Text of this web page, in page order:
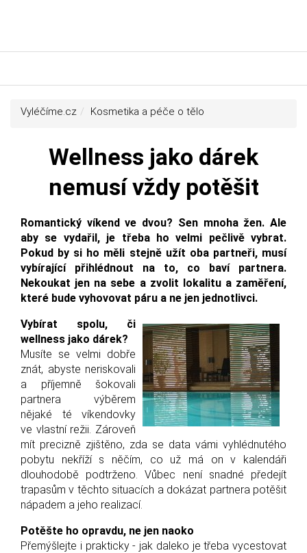
Vyléčíme.cz Kosmetika a péče o tělo
Wellness jako dárek
nemusí vždy potěšit
Romantický víkend ve dvou? Sen mnoha žen. Ale
aby se vydařil, je třeba ho velmi pečlivě vybrat.
Pokud by si ho měli stejně užít oba partneři, musí
vybírající přihlédnout na to, co baví partnera.
Nekoukat jen na sebe a zvolit lokalitu a zaměření,
které bude vyhovovat páru a ne jen jednotlivci.
Vybírat spolu, či
wellness jako dárek?
Musíte se velmi dobře
znát, abyste neriskovali
a příjemně šokovali
partnera výběrem
nějaké té víkendovky
ve vlastní režii. Zároveň
mít precizně zjištěno, zda se data vámi vyhlédnutého
pobytu nekříží s něčím, co už má on v kalendáři
dlouhodobě podtrženo. Vůbec není snadné předejít
trapasům v těchto situacích a dokázat partnera potěšit
nápadem a jeho realizací.
Potěšte ho opravdu, ne jen naoko
Přemýšlejte i prakticky - jak daleko je třeba vycestovat